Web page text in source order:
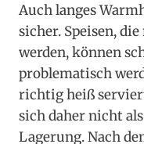
Auch langes
sicher. Speisen,
werden, können
problematisch
richtig heiß
sich daher nicht
Lagerung. Nach